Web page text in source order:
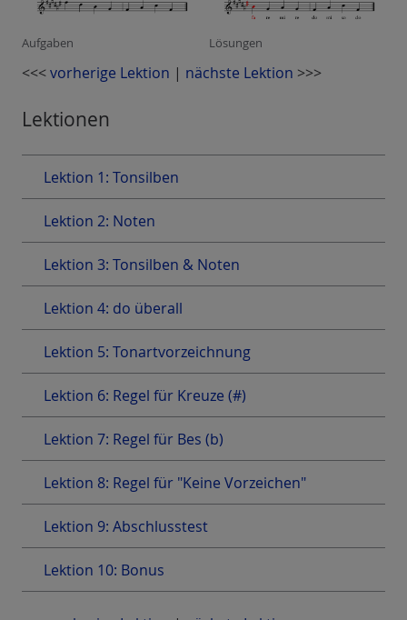
Aufgaben Lösungen
<<<vorherige Lektion | nächste Lektion >>>
Lektionen
Lektion 1: Tonsilben
Lektion 2: Noten
Lektion 3: Tonsilben & Noten
Lektion 4: do überall
Lektion 5: Tonartvorzeichnung
Lektion 6: Regel für Kreuze (#)
Lektion 7: Regel für Bes (b)
Lektion 8: Regel für "Keine Vorzeichen"
Lektion 9: Abschlusstest
Lektion 10: Bonus